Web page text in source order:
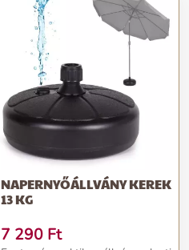
NAPERNYŐÁLLVÁNY KEREK
13 KG
7 290 Ft